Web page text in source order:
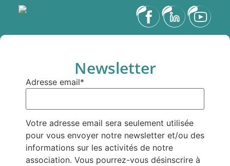
Newsletter
Adresse email*
Votre adresse email sera seulement utilisée
pour vous envoyer notre newsletter et/ou des
informations sur les activités de notre
association. Vous pourrez-vous désinscrire à